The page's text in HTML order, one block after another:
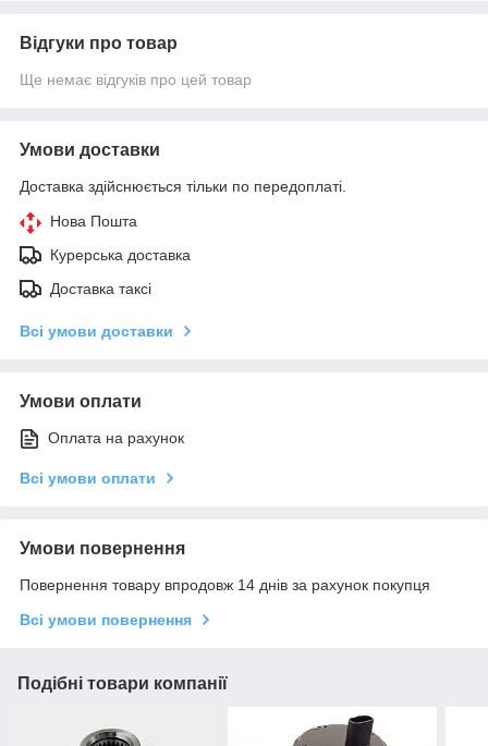
Відгуки про товар
Ще немає відгуків про цей товар
Умови доставки
Доставка здійснюється тільки по передоплаті.
Нова Пошта
Курерська доставка
Доставка таксі
Всі умови доставки
Умови оплати
Оплата на рахунок
Всі умови оплати
Умови повернення
Повернення товару впродовж 14 днів за рахунок покупця
Всі умови повернення
Подібні товари компанії